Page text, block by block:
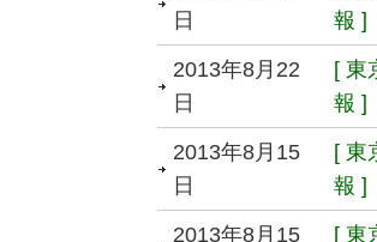
日
報 ]
2013年8月22
日
[ 東
報 ]
2013年8月15
日
[ 東
報 ]
2013年8月15
[ 東